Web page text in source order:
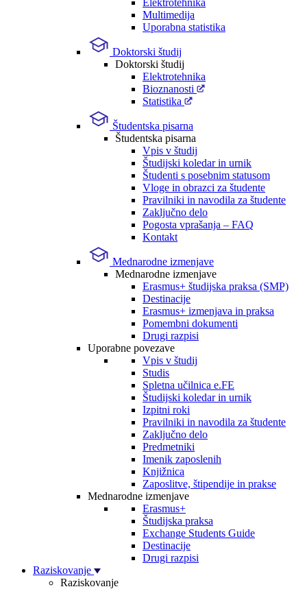
Elektrotehnika
Multimedija
Uporabna statistika
Doktorski študij
Doktorski študij
Elektrotehnika
Bioznanosti
Statistika
Študentska pisarna
Študentska pisarna
Vpis v študij
Študijski koledar in urnik
Študenti s posebnim statusom
Vloge in obrazci za študente
Pravilniki in navodila za študente
Zaključno delo
Pogosta vprašanja – FAQ
Kontakt
Mednarodne izmenjave
Mednarodne izmenjave
Erasmus+ študijska praksa (SMP)
Destinacije
Erasmus+ izmenjava in praksa
Pomembni dokumenti
Drugi razpisi
Uporabne povezave
Vpis v študij
Studis
Spletna učilnica e.FE
Študijski koledar in urnik
Izpitni roki
Pravilniki in navodila za študente
Zaključno delo
Predmetniki
Imenik zaposlenih
Knjižnica
Zaposlitve, štipendije in prakse
Mednarodne izmenjave
Erasmus+
Študijska praksa
Exchange Students Guide
Destinacije
Drugi razpisi
Raziskovanje
Raziskovanje